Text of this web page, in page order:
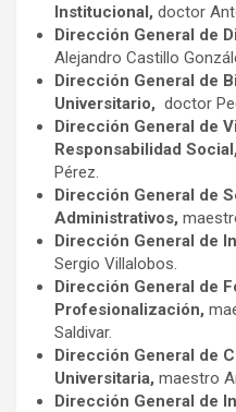
Institucional, doctor
Dirección General de
Alejandro Castillo
Dirección General de
Universitario, doctor
Dirección General de
Responsabilidad Social,
Pérez.
Dirección General de
Administrativos,
Dirección General de
Sergio Villalobos.
Dirección General de
Profesionalización,
Saldivar.
Dirección General de
Universitaria, maestro
Dirección General de